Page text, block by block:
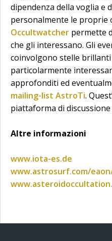
dipendenza della voglia e
personalmente le proprie
Occultwatcher permette
che gli interessano. Gli
coinvolgono stelle brillanti
particolarmente
approfonditi ed
mailing-list AstroTi.
piattaforma di
Altre informazioni
www.iota-es.de
www.astrosurf.com/